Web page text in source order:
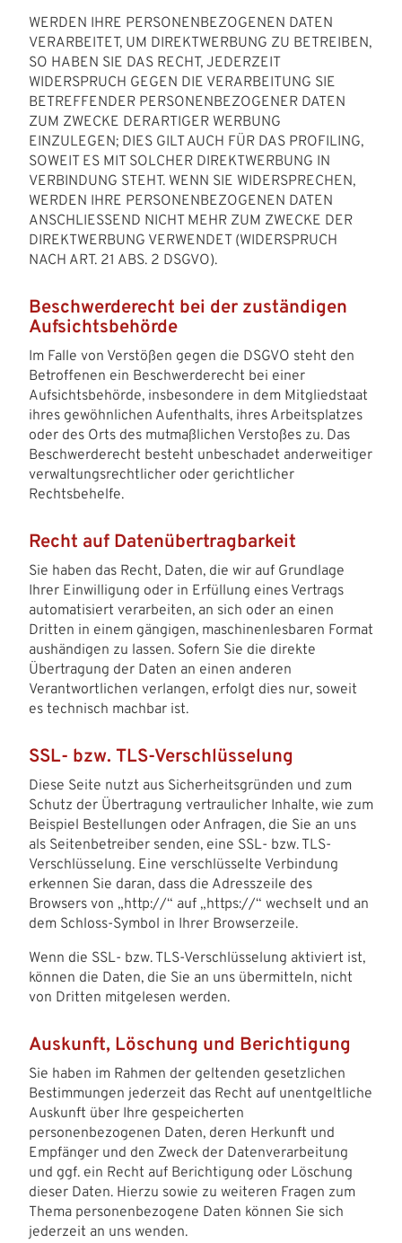
WERDEN IHRE PERSONENBEZOGENEN DATEN
VERARBEITET, UM DIREKTWERBUNG ZU BETREIBEN,
SO HABEN SIE DAS RECHT, JEDERZEIT
WIDERSPRUCH GEGEN DIE VERARBEITUNG SIE
BETREFFENDER PERSONENBEZOGENER DATEN
ZUM ZWECKE DERARTIGER WERBUNG
EINZULEGEN; DIES GILT AUCH FÜR DAS PROFILING,
SOWEIT ES MIT SOLCHER DIREKTWERBUNG IN
VERBINDUNG STEHT. WENN SIE WIDERSPRECHEN,
WERDEN IHRE PERSONENBEZOGENEN DATEN
ANSCHLIESSEND NICHT MEHR ZUM ZWECKE DER
DIREKTWERBUNG VERWENDET (WIDERSPRUCH
NACH ART. 21 ABS. 2 DSGVO).
Beschwerde­recht bei der zuständigen
Aufsichts­behörde
Im Falle von Verstößen gegen die DSGVO steht den
Betroffenen ein Beschwerderecht bei einer
Aufsichtsbehörde, insbesondere in dem Mitgliedstaat
ihres gewöhnlichen Aufenthalts, ihres Arbeitsplatzes
oder des Orts des mutmaßlichen Verstoßes zu. Das
Beschwerderecht besteht unbeschadet anderweitiger
verwaltungsrechtlicher oder gerichtlicher
Rechtsbehelfe.
Recht auf Daten­übertrag­barkeit
Sie haben das Recht, Daten, die wir auf Grundlage
Ihrer Einwilligung oder in Erfüllung eines Vertrags
automatisiert verarbeiten, an sich oder an einen
Dritten in einem gängigen, maschinenlesbaren Format
aushändigen zu lassen. Sofern Sie die direkte
Übertragung der Daten an einen anderen
Verantwortlichen verlangen, erfolgt dies nur, soweit
es technisch machbar ist.
SSL- bzw. TLS-Verschlüsselung
Diese Seite nutzt aus Sicherheitsgründen und zum
Schutz der Übertragung vertraulicher Inhalte, wie zum
Beispiel Bestellungen oder Anfragen, die Sie an uns
als Seitenbetreiber senden, eine SSL- bzw. TLS-
Verschlüsselung. Eine verschlüsselte Verbindung
erkennen Sie daran, dass die Adresszeile des
Browsers von „http://“ auf „https://“ wechselt und an
dem Schloss-Symbol in Ihrer Browserzeile.
Wenn die SSL- bzw. TLS-Verschlüsselung aktiviert ist,
können die Daten, die Sie an uns übermitteln, nicht
von Dritten mitgelesen werden.
Auskunft, Löschung und Berichtigung
Sie haben im Rahmen der geltenden gesetzlichen
Bestimmungen jederzeit das Recht auf unentgeltliche
Auskunft über Ihre gespeicherten
personenbezogenen Daten, deren Herkunft und
Empfänger und den Zweck der Datenverarbeitung
und ggf. ein Recht auf Berichtigung oder Löschung
dieser Daten. Hierzu sowie zu weiteren Fragen zum
Thema personenbezogene Daten können Sie sich
jederzeit an uns wenden.